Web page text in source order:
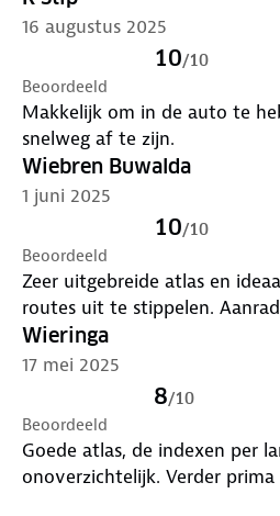
16 augustus 2025
10/10
Beoordeeld
Makkelijk om in de auto te
snelweg af te zijn.
Wiebren Buwalda
1 juni 2025
10/10
Beoordeeld
Zeer uitgebreide atlas en
routes uit te stippelen.
Wieringa
17 mei 2025
8/10
Beoordeeld
Goede atlas, de indexen per
onoverzichtelijk. Verder